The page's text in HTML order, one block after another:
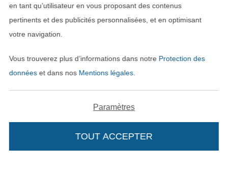
Protection des données
en tant qu’utilisateur en vous proposant des contenus
pertinents et des publicités personnalisées, et en optimisant
votre navigation.
Vous trouverez plus d’informations dans notre Protection des
donnéeset dans nos Mentions légales.
Paramètres
TOUT ACCEPTER